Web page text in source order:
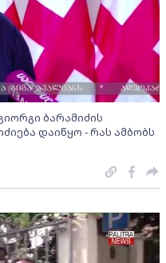
ბარამიძის
დაიწყო - რას ამბობს